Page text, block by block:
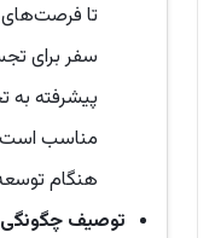
تا
سفر برای
پیشرفته به
مناسب است
هنگام
توصیف